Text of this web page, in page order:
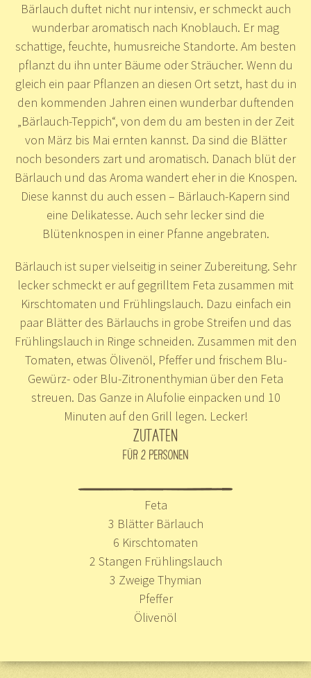
Bärlauch duftet nicht nur intensiv, er schmeckt auch
wunderbar aromatisch nach Knoblauch. Er mag
schattige, feuchte, humusreiche Standorte. Am besten
pflanzt du ihn unter Bäume oder Sträucher. Wenn du
gleich ein paar Pflanzen an diesen Ort setzt, hast du in
den kommenden Jahren einen wunderbar duftenden
„Bärlauch-Teppich“, von dem du am besten in der Zeit
von März bis Mai ernten kannst. Da sind die Blätter
noch besonders zart und aromatisch. Danach blüt der
Bärlauch und das Aroma wandert eher in die Knospen.
Diese kannst du auch essen – Bärlauch-Kapern sind
eine Delikatesse. Auch sehr lecker sind die
Blütenknospen in einer Pfanne angebraten.
Bärlauch ist super vielseitig in seiner Zubereitung. Sehr
lecker schmeckt er auf gegrilltem Feta zusammen mit
Kirschtomaten und Frühlingslauch. Dazu einfach ein
paar Blätter des Bärlauchs in grobe Streifen und das
Frühlingslauch in Ringe schneiden. Zusammen mit den
Tomaten, etwas Ölivenöl, Pfeffer und frischem Blu-
Gewürz- oder Blu-Zitronenthymian über den Feta
streuen. Das Ganze in Alufolie einpacken und 10
Minuten auf den Grill legen. Lecker!
ZUTATEN
FÜR 2 PERSONEN
Feta
3 Blätter Bärlauch
6 Kirschtomaten
2 Stangen Frühlingslauch
3 Zweige Thymian
Pfeffer
Ölivenöl